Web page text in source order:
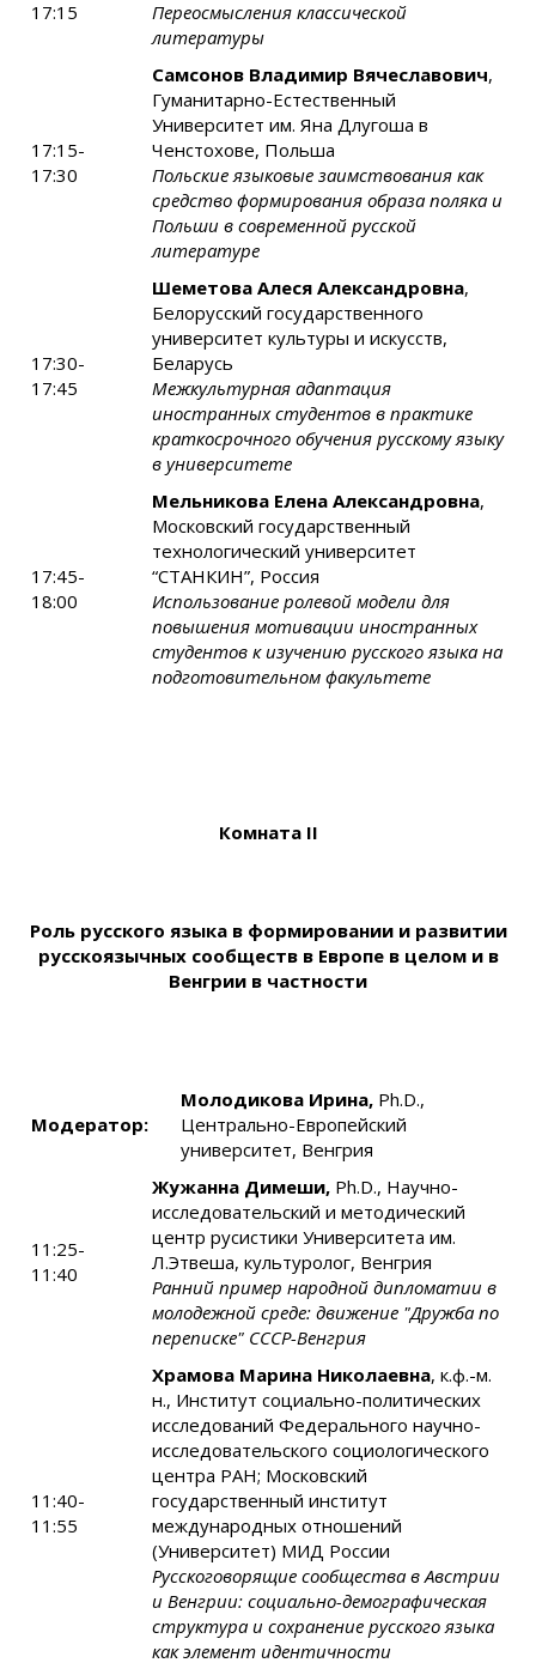
17:15
Переосмысления классической
литературы
17:15-
17:30
Самсонов Владимир Вячеславович,
Гуманитарно-Естественный
Университет им. Яна Длугоша в
Ченстохове, Польша
Польские языковые заимствования как
средство формирования образа поляка и
Польши в современной русской
литературе
17:30-
17:45
Шеметова Алеся Александровна,
Белорусский государственного
университет культуры и искусств,
Беларусь
Межкультурная адаптация
иностранных студентов в практике
краткосрочного обучения русскому языку
в университете
17:45-
18:00
Мельникова Елена Александровна,
Московский государственный
технологический университет
“СТАНКИН”, Россия
Использование ролевой модели для
повышения мотивации иностранных
студентов к изучению русского языка на
подготовительном факультете
Комната II
Роль русского языка в формировании и развитии
русскоязычных сообществ в Европе в целом и в
Венгрии в частности
Модератор:
Молодикова Ирина, Ph.D.,
Центрально-Европейский
университет, Венгрия
11:25-
11:40
Жужанна Димеши, Ph.D., Научно-
исследовательский и методический
центр русистики Университета им.
Л.Этвеша, культуролог, Венгрия
Ранний пример народной дипломатии в
молодежной среде: движение "Дружба по
переписке" СССР-Венгрия
11:40-
11:55
Храмова Марина Николаевна, к.ф.-м.
н., Институт социально-политических
исследований Федерального научно-
исследовательского социологического
центра РАН; Московский
государственный институт
международных отношений
(Университет) МИД России
Русскоговорящие сообщества в Австрии
и Венгрии: социально-демографическая
структура и сохранение русского языка
как элемент идентичности